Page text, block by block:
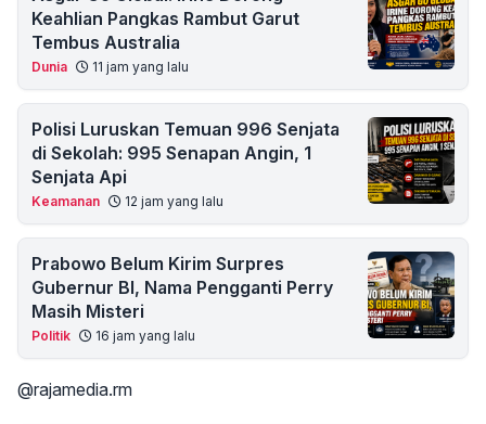
Keahlian Pangkas Rambut Garut
Tembus Australia
Dunia 11 jam yang lalu
Polisi Luruskan Temuan 996 Senjata
di Sekolah: 995 Senapan Angin, 1
Senjata Api
Keamanan 12 jam yang lalu
Prabowo Belum Kirim Surpres
Gubernur BI, Nama Pengganti Perry
Masih Misteri
Politik 16 jam yang lalu
@rajamedia.rm